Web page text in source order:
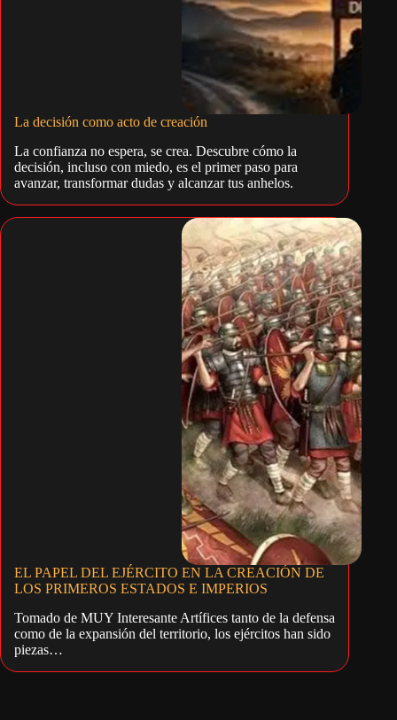
La decisión como acto de creación
La confianza no espera, se crea. Descubre cómo la
decisión, incluso con miedo, es el primer paso para
avanzar, transformar dudas y alcanzar tus anhelos.
EL PAPEL DEL EJÉRCITO EN LA CREACIÓN DE
LOS PRIMEROS ESTADOS E IMPERIOS
Tomado de MUY Interesante Artífices tanto de la defensa
como de la expansión del territorio, los ejércitos han sido
piezas…